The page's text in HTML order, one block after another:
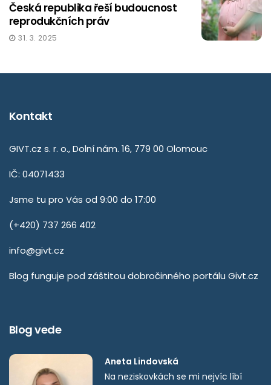
Česká republika řeší budoucnost
reprodukčních práv
31. 3. 2025
Kontakt
GIVT.cz s. r. o., Dolní nám. 16, 779 00 Olomouc
IČ: 04071433
Jsme tu pro Vás od 9:00 do 17:00
(+420) 737 266 402
info@givt.cz
Blog funguje pod záštitou dobročinného portálu Givt.cz
Blog vede
Aneta Lindovská
Na neziskovkách se mi nejvíc líbí